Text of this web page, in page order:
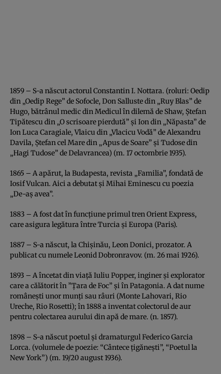
1859 – S-a născut actorul Constantin I. Nottara. (roluri: Oedip
din „Oedip Rege” de Sofocle, Don Salluste din „Ruy Blas” de
Hugo, bătrânul medic din Medicul în dilemă de Shaw, Ştefan
Tipătescu din „O scrisoare pierdută” şi Ion din „Năpasta” de
Ion Luca Caragiale, Vlaicu din „Vlacicu Vodă” de Alexandru
Davila, Ştefan cel Mare din „Apus de Soare” şi Tudose din
„Hagi Tudose” de Delavrancea) (m. 17 octombrie 1935).
1865 – A apărut, la Budapesta, revista „Familia”, fondată de
Iosif Vulcan. Aici a debutat şi Mihai Eminescu cu poezia
„De-aş avea”.
1883 – A fost dat în funcţiune primul tren Orient Express,
care asigura legătura între Turcia şi Europa (Paris).
1887 – S-a născut, la Chişinău, Leon Donici, prozator. A
publicat cu numele Leonid Dobronravov. (m. 26 mai 1926).
1893 – A încetat din viaţă Iuliu Popper, inginer şi explorator
care a călătorit în ”Ţara de Foc” şi în Patagonia. A dat nume
româneşti unor munţi sau râuri (Monte Lahovari, Rio
Ureche, Rio Rosetti); în 1888 a inventat colectorul de aur
pentru colectarea aurului din apă de mare. (n. 1857).
1898 – S-a născut poetul şi dramaturgul Federico Garcia
Lorca. (volumele de poezie: “Cântece ţigăneşti”, “Poetul la
New York”) (m. 19/20 august 1936).